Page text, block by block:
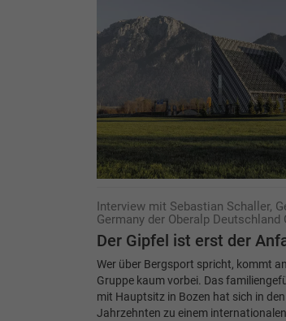
Interview mit Sebastian Schaller,
Germany der Oberalp Deutschland
Der Gipfel ist erst der
Wer über Bergsport spricht, kommt
Gruppe kaum vorbei. Das
mit Hauptsitz in Bozen hat sich in
Jahrzehnten zu einem